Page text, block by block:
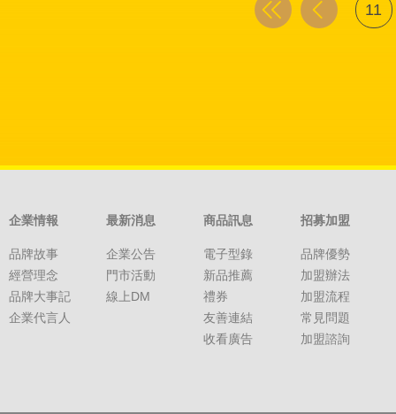
11
企業情報
品牌故事
經營理念
品牌大事記
企業代言人
最新消息
企業公告
門市活動
線上DM
商品訊息
電子型錄
新品推薦
禮券
友善連結
收看廣告
招募加盟
品牌優勢
加盟辦法
加盟流程
常見問題
加盟諮詢